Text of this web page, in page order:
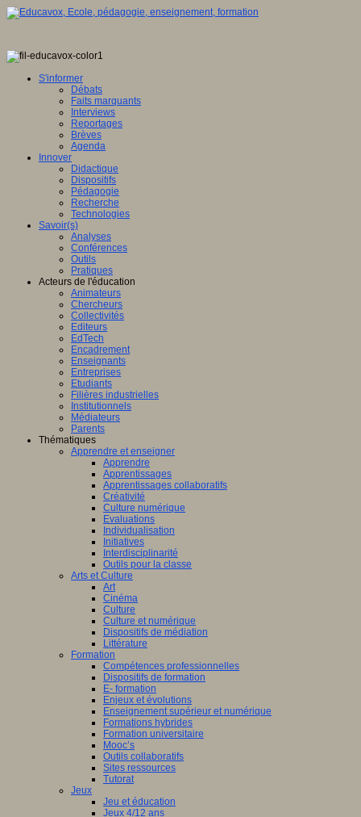
S'informer
Débats
Faits marquants
Interviews
Reportages
Brèves
Agenda
Innover
Didactique
Dispositifs
Pédagogie
Recherche
Technologies
Savoir(s)
Analyses
Conférences
Outils
Pratiques
Acteurs de l'éducation
Animateurs
Chercheurs
Collectivités
Editeurs
EdTech
Encadrement
Enseignants
Entreprises
Etudiants
Filières industrielles
Institutionnels
Médiateurs
Parents
Thématiques
Apprendre et enseigner
Apprendre
Apprentissages
Apprentissages collaboratifs
Créativité
Culture numérique
Evaluations
Individualisation
Initiatives
Interdisciplinarité
Outils pour la classe
Arts et Culture
Art
Cinéma
Culture
Culture et numérique
Dispositifs de médiation
Littérature
Formation
Compétences professionnelles
Dispositifs de formation
E- formation
Enjeux et évolutions
Enseignement supérieur et numérique
Formations hybrides
Formation universitaire
Mooc’s
Outils collaboratifs
Sites ressources
Tutorat
Jeux
Jeu et éducation
Jeux 4/12 ans